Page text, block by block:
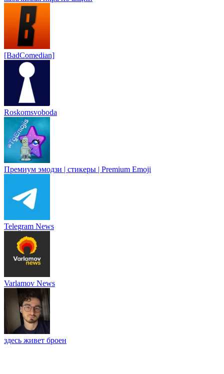
[BadComedian]
Roskomsvoboda
Премиум эмодзи | стикеры | Premium Emoji
Telegram News
Varlamov News
здесь живет броен